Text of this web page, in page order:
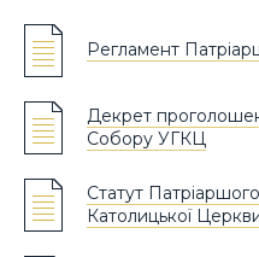
Регламент
Декрет
Собору УГКЦ
Статут
Католицької